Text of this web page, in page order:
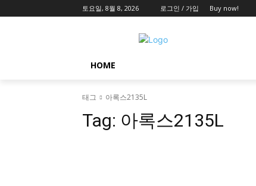
토요일, 8월 8, 2026 로그인 / 가입 Buy now!
HOME
태그 아록스2135L
Tag: 아록스2135L